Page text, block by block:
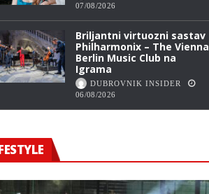
07/08/2026
Briljantni virtuozni sastav
Philharmonix – The Vienna
Berlin Music Club na
Igrama
DUBROVNIK INSIDER
06/08/2026